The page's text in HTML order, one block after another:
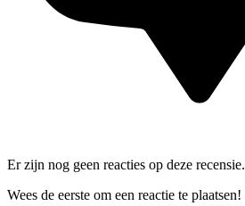
Er zijn nog geen reacties op deze recensie.
Wees de eerste om een reactie te plaatsen!